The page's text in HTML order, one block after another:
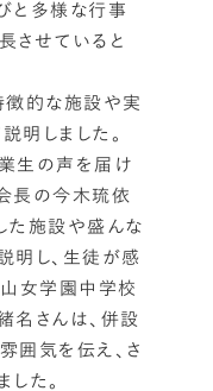
と多様な行事
させていると
徴的な施設や実
明しました。
生の声を届け
長の今木琉依
た施設や盛んな
明し、生徒が感
山女学園中学校
名さんは、併設
囲気を伝え、さ
た。